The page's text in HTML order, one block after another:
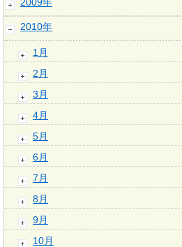
2010年
1月
2月
3月
4月
5月
6月
7月
8月
9月
10月